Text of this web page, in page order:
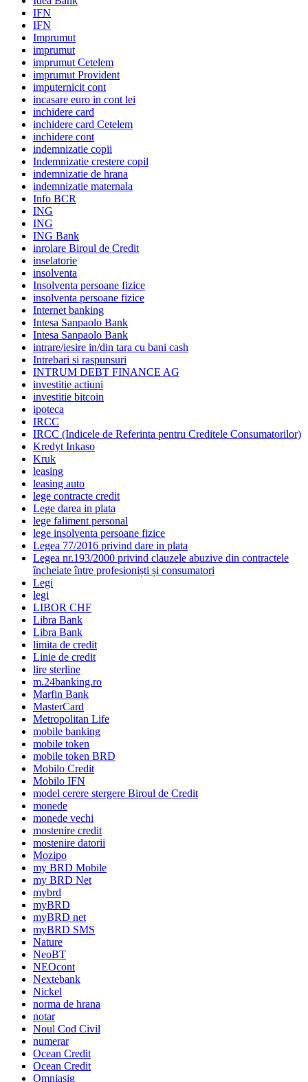
IFN
IFN
Imprumut
imprumut
imprumut Cetelem
imprumut Provident
imputernicit cont
incasare euro in cont lei
inchidere card
inchidere card Cetelem
inchidere cont
indemnizatie copii
Indemnizatie crestere copil
indemnizatie de hrana
indemnizatie maternala
Info BCR
ING
ING
ING Bank
inrolare Biroul de Credit
inselatorie
insolventa
Insolventa persoane fizice
insolventa persoane fizice
Internet banking
Intesa Sanpaolo Bank
Intesa Sanpaolo Bank
intrare/iesire in/din tara cu bani cash
Intrebari si raspunsuri
INTRUM DEBT FINANCE AG
investitie actiuni
investitie bitcoin
ipoteca
IRCC
IRCC (Indicele de Referinta pentru Creditele Consumatorilor)
Kredyt Inkaso
Kruk
leasing
leasing auto
lege contracte credit
Lege darea in plata
lege faliment personal
lege insolventa persoane fizice
Legea 77/2016 privind dare in plata
Legea nr.193/2000 privind clauzele abuzive din contractele
încheiate între profesioniști și consumatori
Legi
legi
LIBOR CHF
Libra Bank
Libra Bank
limita de credit
Linie de credit
lire sterline
m.24banking.ro
Marfin Bank
MasterCard
Metropolitan Life
mobile banking
mobile token
mobile token BRD
Mobilo Credit
Mobilo IFN
model cerere stergere Biroul de Credit
monede
monede vechi
mostenire credit
mostenire datorii
Mozipo
my BRD Mobile
my BRD Net
mybrd
myBRD
myBRD net
myBRD SMS
Nature
NeoBT
NEOcont
Nextebank
Nickel
norma de hrana
notar
Noul Cod Civil
numerar
Ocean Credit
Ocean Credit
Omniasig